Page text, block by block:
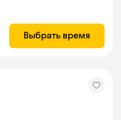
Выбрать время